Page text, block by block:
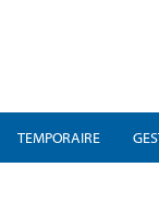
TEMPORAIRE